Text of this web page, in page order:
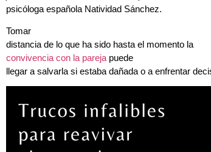
psicóloga española Natividad Sánchez.
Tomar
distancia de lo que ha sido hasta el momento la
convivencia con la pareja puede
llegar a salvarla si estaba dañada o a enfrentar